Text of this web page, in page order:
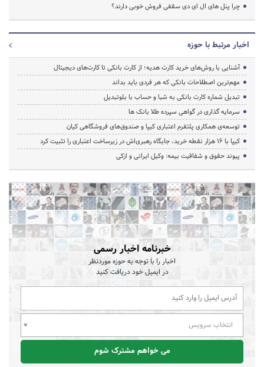
چرا پنل های ال ای دی سقفی فروش خوبی دارند؟
اخبار مرتبط با حوزه
آشنایی با روش‌های خرید کارت هدیه؛ از کارت بانکی تا کارت‌های دیجیتال
مهم‌ترین اصطلاحات بانکی که هر فردی باید بداند
تبدیل شماره کارت بانکی به شبا و حساب با بلوتبدیل
سرمایه گذاری در گواهی سپرده طلا بانک ها
توسعه‌ی همکاری‌ پلتفرم اعتباری کیپا و صندوق‌های فروشگاهی کیان
کیپا با ۱۶ هزار نقطه خرید، جایگاه رهبری‌اش در زیرساخت اعتباری را تثبیت کرد
پیوند حقوق و شفافیت بیمه: وکیل ایرانی و ازکی
خبرنامه اخبار رسمی
اخبار را با توجه به حوزه موردنظر
در ایمیل خود دریافت کنید
انتخاب سرویس
می خواهم مشترک شوم